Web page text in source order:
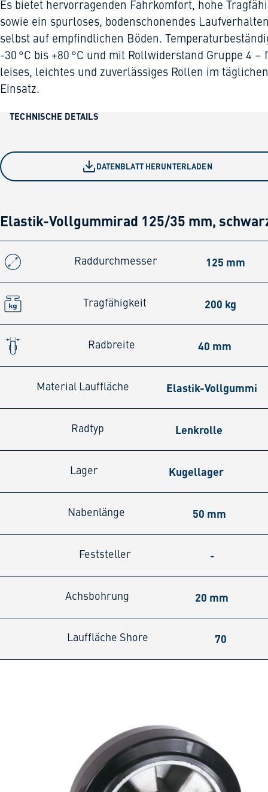
Es bietet hervorragenden Fahrkomfort, hohe
sowie ein spurloses, bodenschonendes
selbst auf empfindlichen Böden.
-30 °C bis +80 °C und mit Rollwiderstand Gruppe 4 –
leises, leichtes und zuverlässiges Rollen im täglichen
Einsatz.
TECHNISCHE DETAILS
DATENBLATT HERUNTERLADEN
Elastik-Vollgummirad 125/35 mm,
Raddurchmesser 125 mm
Tragfähigkeit 200 kg
Radbreite 40 mm
Material Lauffläche Elastik-Vollgummi
Radtyp Lenkrolle
Lager Kugellager
Nabenlänge 50 mm
Feststeller -
Achsbohrung 20 mm
Lauffläche Shore 70